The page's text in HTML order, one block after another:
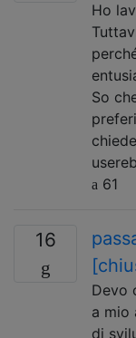
Ho
So
61
16
Devo
a mio
di